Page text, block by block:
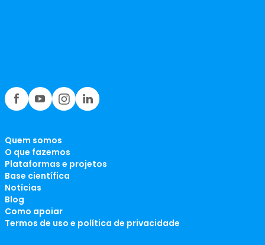
Quem somos
O que fazemos
Plataformas e projetos
Base científica
Notícias
Blog
Como apoiar
Termos de uso e política de privacidade